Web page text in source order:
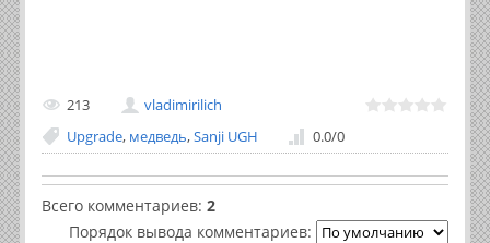
213
vladimirilich
Upgrade, медведь,Sanji UGH 0.0/0
Всего комментариев: 2
Порядок вывода комментариев: